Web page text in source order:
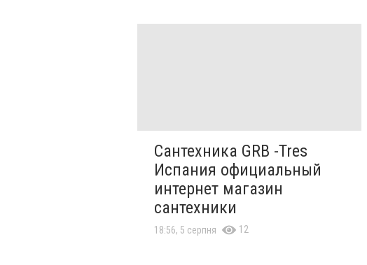
Сантехника GRB -Tres
Испания официальный
интернет магазин
сантехники
18:56, 5 серпня 12